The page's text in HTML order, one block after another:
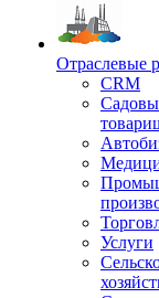
Отраслевые
CRM
Услуги